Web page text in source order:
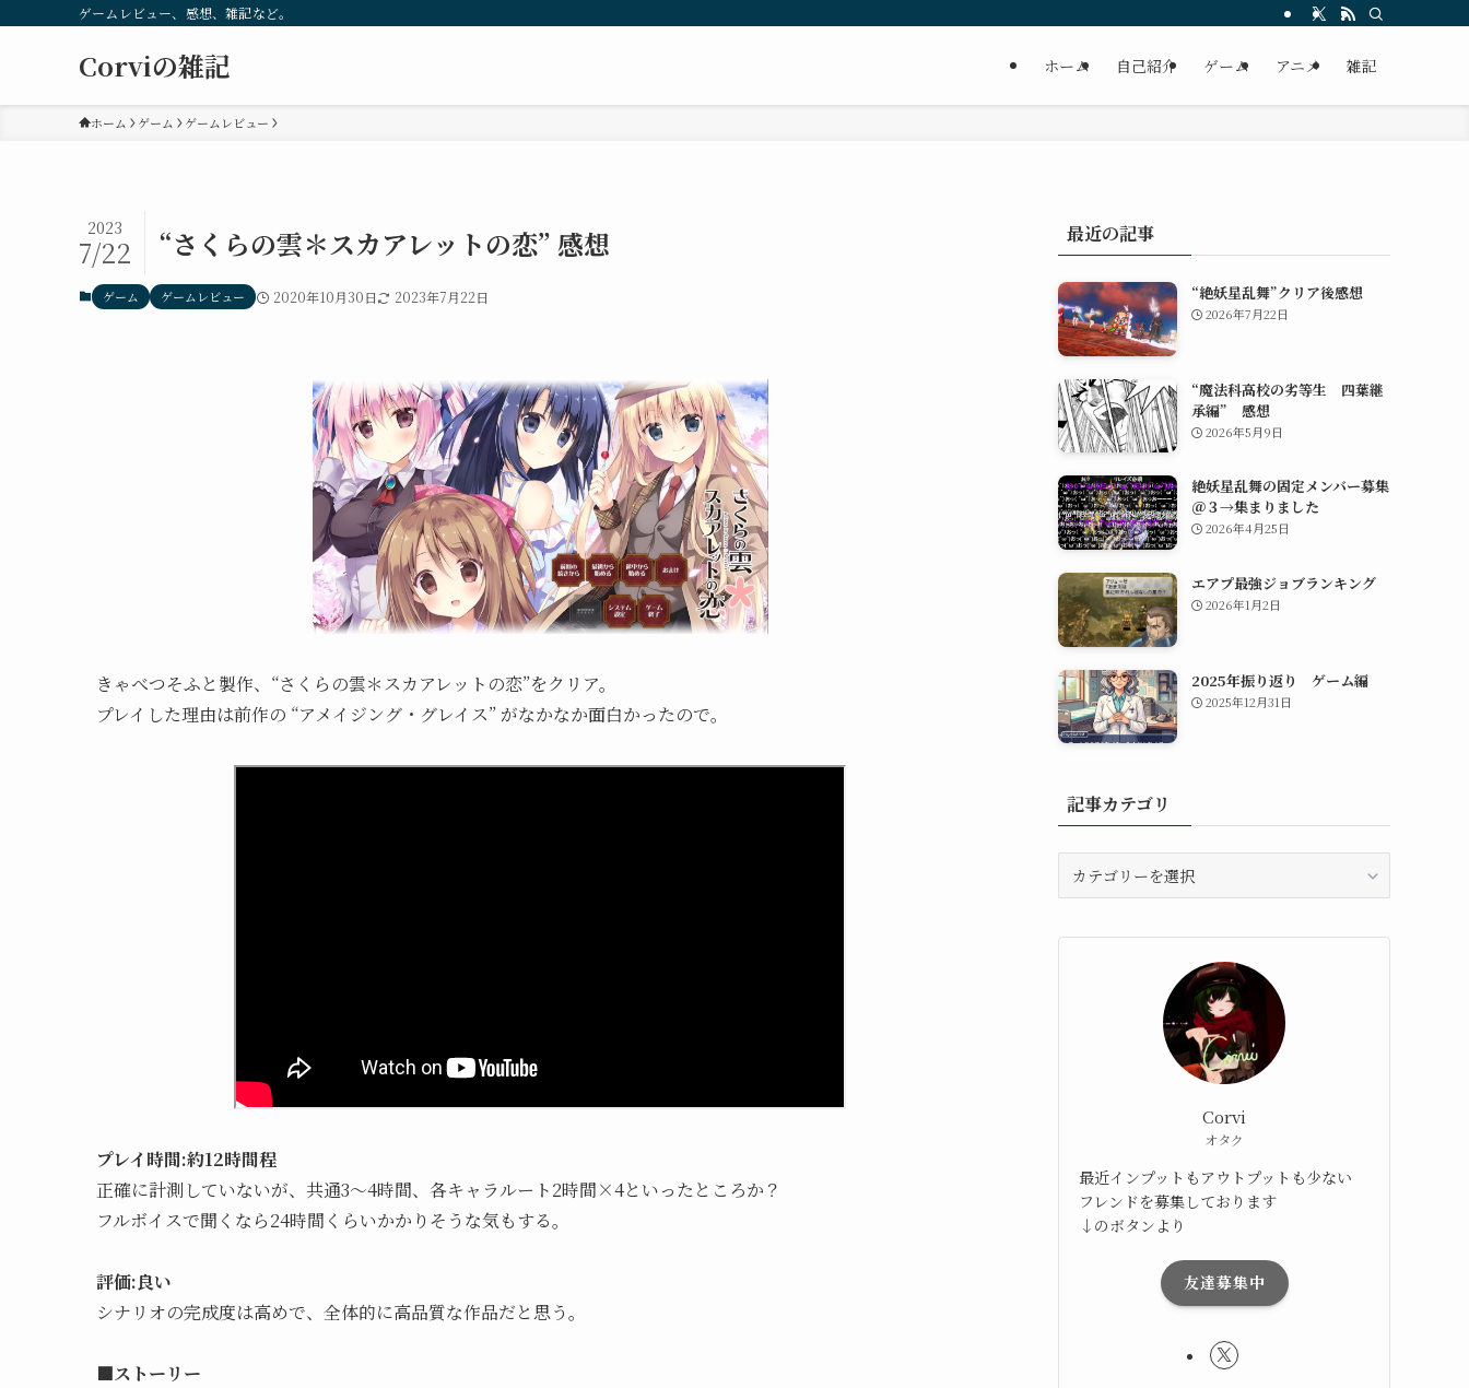
ゲームレビュー、感想、雑記など。
Corviの雑記 ホーム 自己紹介 ゲーム アニメ 雑記
ホーム ゲーム ゲームレビュー
“さくらの雲＊スカアレットの恋” 感想
2023
7/22
ゲーム ゲームレビュー 2020年10月30日 2023年7月22日
きゃべつそふと製作、“さくらの雲＊スカアレットの恋”をクリア。
プレイした理由は前作の “アメイジング・グレイス” がなかなか面白かったので。
プレイ時間:約12時間程
正確に計測していないが、共通3～4時間、各キャラルート2時間×4といったところか？
フルボイスで聞くなら24時間くらいかかりそうな気もする。
評価:良い
シナリオの完成度は高めで、全体的に高品質な作品だと思う。
■ストーリー
最近の記事
“絶妖星乱舞”クリア後感想
2026年7月22日
“魔法科高校の劣等生 四葉継
承編” 感想
2026年5月9日
絶妖星乱舞の固定メンバー募集
＠３→集まりました
2026年4月25日
エアプ最強ジョブランキング
2026年1月2日
2025年振り返り ゲーム編
2025年12月31日
記事カテゴリ
テ
Corvi
オタク
最近インプットもアウトプットも少ない
フレンドを募集しております
↓のボタンより
友達募集中